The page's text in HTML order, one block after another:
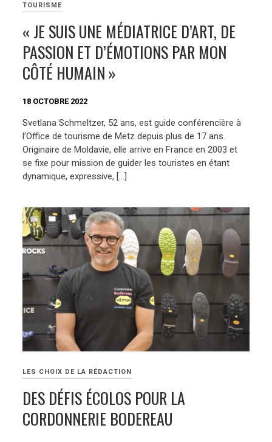
TOURISME
« JE SUIS UNE MÉDIATRICE D’ART, DE
PASSION ET D’ÉMOTIONS PAR MON
CÔTÉ HUMAIN »
18 OCTOBRE 2022
Svetlana Schmeltzer, 52 ans, est guide conférencière à
l’Office de tourisme de Metz depuis plus de 17 ans.
Originaire de Moldavie, elle arrive en France en 2003 et
se fixe pour mission de guider les touristes en étant
dynamique, expressive, […]
LES CHOIX DE LA RÉDACTION
DES DÉFIS ÉCOLOS POUR LA
CORDONNERIE BODEREAU